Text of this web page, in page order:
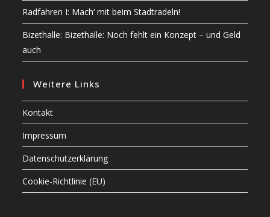
Radfahren I: Mach‘ mit beim Stadtradeln!
Bizethalle: Bizethalle: Noch fehlt ein Konzept – und Geld
auch
Weitere Links
Kontakt
Impressum
Datenschutzerklärung
Cookie-Richtlinie (EU)